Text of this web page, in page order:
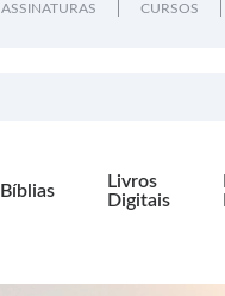
ASSINATURAS CURSOS
Bíblias
Livros
Digitais